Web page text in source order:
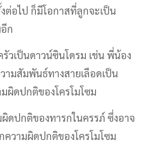
ต่อไป ก็มีโอกาสที่ลูกจะเป็น
ก
วเป็นดาวน์ซินโดรม เช่น พี่น้อง
มสัมพันธ์ทางสายเลือดเป็น
ผิดปกติของโครโมโซม
ดปกติของทารกในครรภ์ ซึ่งอาจ
ความผิดปกติของโครโมโซม